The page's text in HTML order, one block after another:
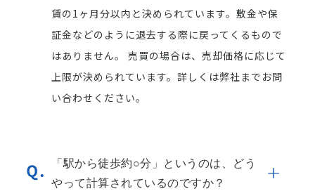
賃の1ヶ月分以内と決められています。敷金や保
証金などのように退去する際に戻ってくるもので
はありません。 売買の場合は、売却価格に応じて
上限が決められています。詳しくは弊社までお問
い合わせください。
「駅から徒歩約○分」というのは、どう
やって計算されているのですか？